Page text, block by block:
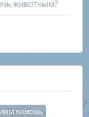
животным?
помощь